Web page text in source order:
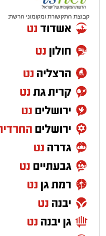
קבוצת התקשורת ומקומוני הרשת: